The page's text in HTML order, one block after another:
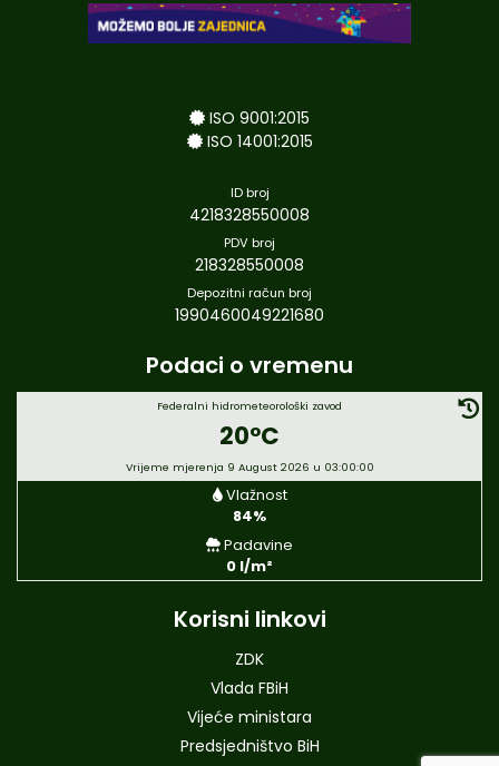
ISO 9001:2015
ISO 14001:2015
ID broj
4218328550008
PDV broj
218328550008
Depozitni račun broj
1990460049221680
Podaci o vremenu
Federalni hidrometeorološki zavod
20°C
Vrijeme mjerenja 9 August 2026 u 03:00:00
Vlažnost
84%
Padavine
0 l/m²
Korisni linkovi
ZDK
Vlada FBiH
Vijeće ministara
Predsjedništvo BiH